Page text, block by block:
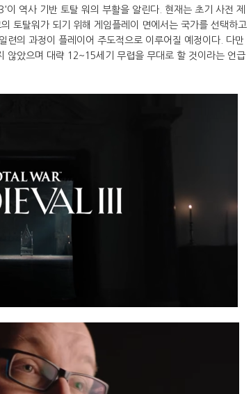
역사 기반 토탈 워의 부활을 알린다. 현재는 초기 사전 제
토탈워가 되기 위해 게임플레이 면에서는 국가를 선택하고
련의 과정이 플레이어 주도적으로 이루어질 예정이다. 다만
않았으며 대략 12~15세기 무렵을 무대로 할 것이라는 언급